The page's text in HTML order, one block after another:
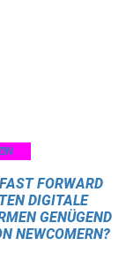
FORWARD
DIGITALE
GENÜGEND
NEWCOMERN?